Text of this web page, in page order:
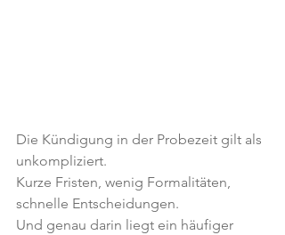
Die Kündigung in der Probezeit gilt als
unkompliziert.
Kurze Fristen, wenig Formalitäten,
schnelle Entscheidungen.
Und genau darin liegt ein häufiger